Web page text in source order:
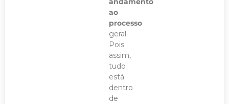
ao
processo
geral.
Pois
assim,
tudo
está
dentro
de